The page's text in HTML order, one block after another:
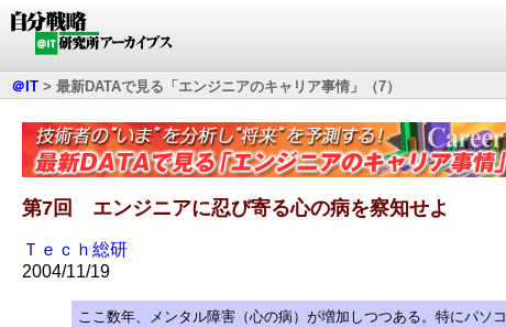
＠IT > 最新DATAで見る「エンジニアのキャリア事情」（7）
第7回 エンジニアに忍び寄る心の病を察知せよ
Ｔｅｃｈ総研
2004/11/19
ここ数年、メンタル障害（心の病）が増加しつつある。特にパソコ